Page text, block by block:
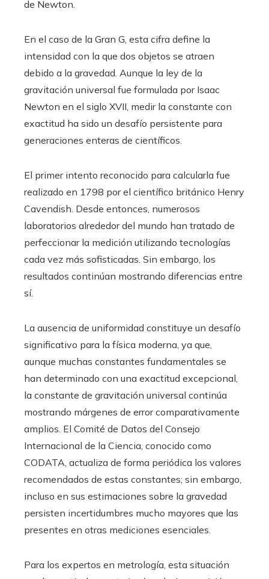
de Newton.
En el caso de la Gran G, esta cifra define la
intensidad con la que dos objetos se atraen
debido a la gravedad. Aunque la ley de la
gravitación universal fue formulada por Isaac
Newton en el siglo XVII, medir la constante con
exactitud ha sido un desafío persistente para
generaciones enteras de científicos.
El primer intento reconocido para calcularla fue
realizado en 1798 por el científico británico Henry
Cavendish. Desde entonces, numerosos
laboratorios alrededor del mundo han tratado de
perfeccionar la medición utilizando tecnologías
cada vez más sofisticadas. Sin embargo, los
resultados continúan mostrando diferencias entre
sí.
La ausencia de uniformidad constituye un desafío
significativo para la física moderna, ya que,
aunque muchas constantes fundamentales se
han determinado con una exactitud excepcional,
la constante de gravitación universal continúa
mostrando márgenes de error comparativamente
amplios. El Comité de Datos del Consejo
Internacional de la Ciencia, conocido como
CODATA, actualiza de forma periódica los valores
recomendados de estas constantes; sin embargo,
incluso en sus estimaciones sobre la gravedad
persisten incertidumbres mucho mayores que las
presentes en otras mediciones esenciales.
Para los expertos en metrología, esta situación